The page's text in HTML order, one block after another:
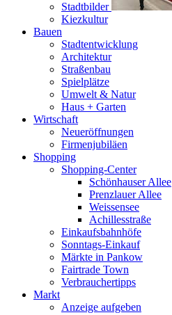
Stadtbilder
Kiezkultur
Bauen
Stadtentwicklung
Architektur
Straßenbau
Spielplätze
Umwelt & Natur
Haus + Garten
Wirtschaft
Neueröffnungen
Firmenjubiläen
Shopping
Shopping-Center
Schönhauser Allee
Prenzlauer Allee
Weissensee
Achillesstraße
Einkaufsbahnhöfe
Sonntags-Einkauf
Märkte in Pankow
Fairtrade Town
Verbrauchertipps
Markt
Anzeige aufgeben